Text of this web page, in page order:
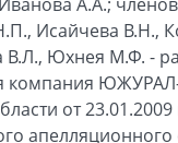
Исайчева В.Н.,
Юхнея М.Ф. -
компания
от
апелляционного